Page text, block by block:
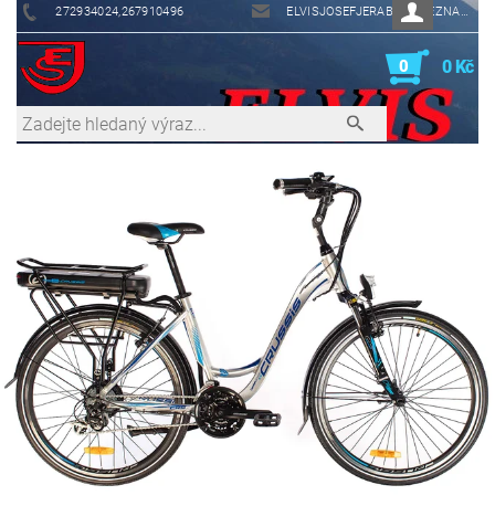
272934024,267910496 ELVISJOSEFJERABEK@SEZNAM.CZ
0 0 Kč